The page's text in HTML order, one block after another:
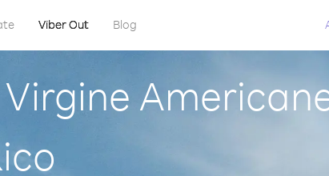
Viber Out Blog